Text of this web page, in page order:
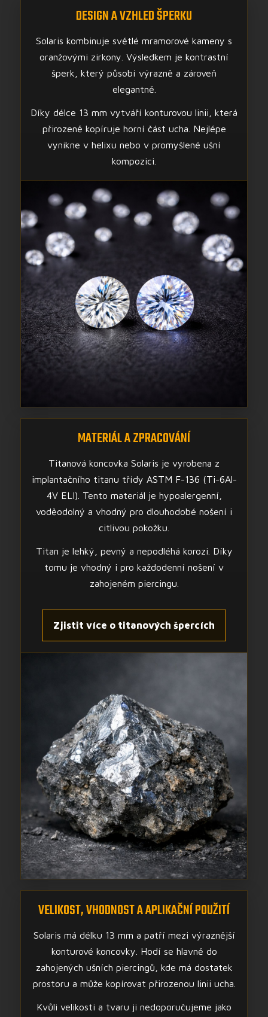
DESIGN A VZHLED ŠPERKU
Solaris kombinuje světlé mramorové kameny s
oranžovými zirkony. Výsledkem je kontrastní
šperk, který působí výrazně a zároveň
elegantně.
Díky délce 13 mm vytváří konturovou linii, která
přirozeně kopíruje horní část ucha. Nejlépe
vynikne v helixu nebo v promyšlené ušní
kompozici.
MATERIÁL A ZPRACOVÁNÍ
Titanová koncovka Solaris je vyrobena z
implantačního titanu třídy ASTM F-136 (Ti-6Al-
4V ELI). Tento materiál je hypoalergenní,
voděodolný a vhodný pro dlouhodobé nošení i
citlivou pokožku.
Titan je lehký, pevný a nepodléhá korozi. Díky
tomu je vhodný i pro každodenní nošení v
zahojeném piercingu.
Zjistit více o titanových špercích
VELIKOST, VHODNOST A APLIKAČNÍ POUŽITÍ
Solaris má délku 13 mm a patří mezi výraznější
konturové koncovky. Hodí se hlavně do
zahojených ušních piercingů, kde má dostatek
prostoru a může kopírovat přirozenou linii ucha.
Kvůli velikosti a tvaru ji nedoporučujeme jako